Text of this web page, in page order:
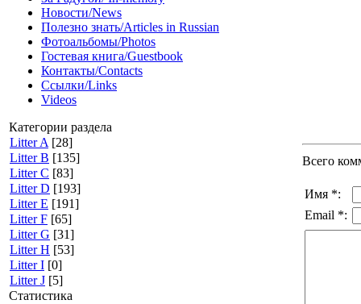
Новости/News
Полезно знать/Articles in Russian
Фотоальбомы/Photos
Гостевая книга/Guestbook
Контакты/Contacts
Ссылки/Links
Videos
Категории раздела
Litter A [28]
Litter B [135]
Litter C [83]
Litter D [193]
Litter E [191]
Litter F [65]
Litter G [31]
Litter H [53]
Litter I [0]
Litter J [5]
Статистика
Всего
Имя *:
Email *: